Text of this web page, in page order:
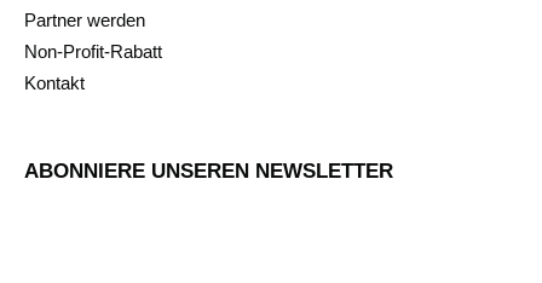
Partner werden
Non-Profit-Rabatt
Kontakt
ABONNIERE UNSEREN NEWSLETTER